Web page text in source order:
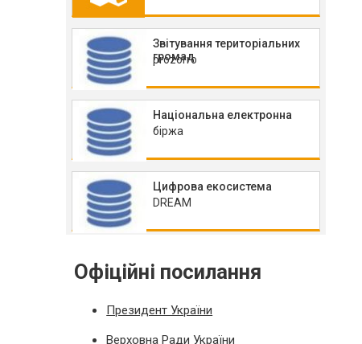
Звітування територіальних
громад
prozorro
Національна електронна
біржа
Цифрова екосистема
DREAM
Офіційні посилання
Президент України
Верховна Ради України